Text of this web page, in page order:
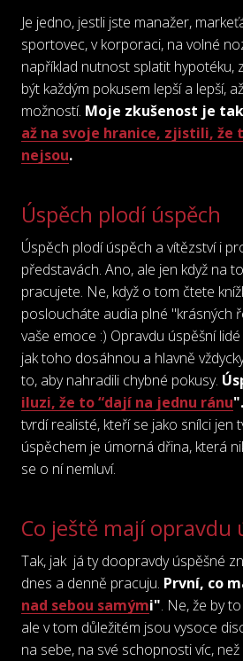
Je jedno, jestli jste manažer,
sportovec, v korporaci, na volné
například nutnost splatit hypotéku,
být každým pokusem lepší a lepší,
možností. Moje zkušenost je
až na svoje hranice, zjistili, že
nejsou.
Úspěch plodí úspěch
​​Úspěch plodí úspěch a vítězství i
představách. Ano, ale jen když na
pracujete. Ne, když o tom čtete
posloucháte audia plné "krásných
vaše emoce :) Opravdu úspěšní
jak toho dosáhnou a hlavně
to, aby nahradili chybné pokusy.
iluzi, že to “dají na jednu ránu".
tvrdí realisté, kteří se jako snílci jen
úspěchem je úmorná dřina, která
se o ní nemluví.
Co ještě mají opravdu
Tak, jak já ty doopravdy úspěšné
dnes a denně pracuju. První, co
nad sebou samými". Ne, že by
ale v tom důležitém jsou vysoce
na sebe, na své schopnosti víc,